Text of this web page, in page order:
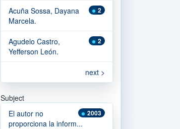
2
Acuña Sossa, Dayana
Marcela.
2
Agudelo Castro,
Yefferson León.
next >
Subject
2003
El autor no
proporciona la inform...